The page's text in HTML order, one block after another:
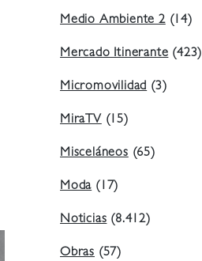
Medio Ambiente 2(14)
Mercado Itinerante(423)
Micromovilidad(3)
MiraTV(15)
Misceláneos(65)
Moda(17)
Noticias(8.412)
Obras (57)